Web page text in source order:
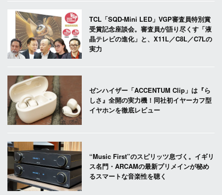
TCL「SQD-Mini LED」VGP審査員特別賞
受賞記念座談会。審査員が語り尽くす「液
晶テレビの進化」と、X11L／C8L／C7Lの
実力
ゼンハイザー「ACCENTUM Clip」は『ら
しさ』全開の実力機！同社初イヤーカフ型
イヤホンを徹底レビュー
“Music First”のスピリッツ息づく。イギリ
ス名門・ARCAMの最新プリメインが秘め
るスマートな音楽性を聴く